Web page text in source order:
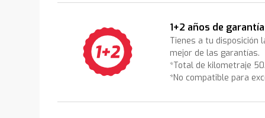
1+2 años de garantía
Tienes a tu disposición
mejor de las garantías.
*Total de kilometraje
*No compatible para